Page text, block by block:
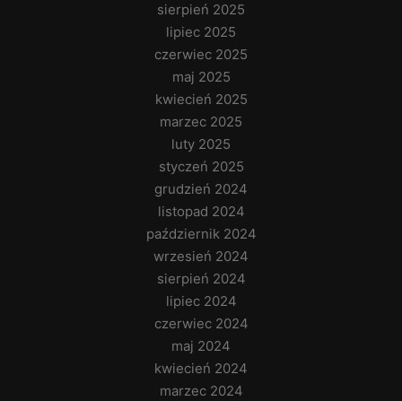
sierpień 2025
lipiec 2025
czerwiec 2025
maj 2025
kwiecień 2025
marzec 2025
luty 2025
styczeń 2025
grudzień 2024
listopad 2024
październik 2024
wrzesień 2024
sierpień 2024
lipiec 2024
czerwiec 2024
maj 2024
kwiecień 2024
marzec 2024